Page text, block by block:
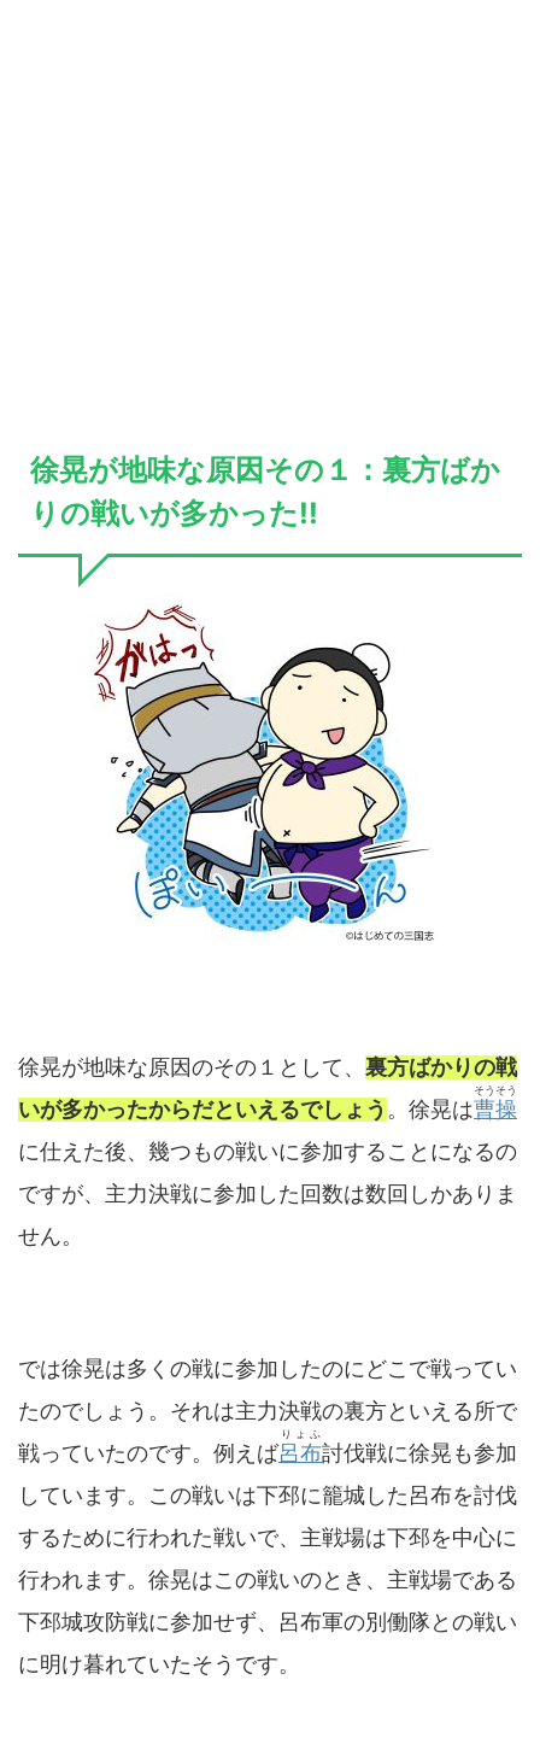
徐晃が地味な原因その１：裏方ばか
りの戦いが多かった!!
徐晃が地味な原因のその１として、 裏方ばかりの戦
いが多かったからだといえるでしょう 。徐晃は曹操
そうそう
に仕えた後、幾つもの戦いに参加することになるの
ですが、主力決戦に参加した回数は数回しかありま
せん。
では徐晃は多くの戦に参加したのにどこで戦ってい
たのでしょう。それは主力決戦の裏方といえる所で
戦っていたのです。例えば呂布
りょふ
討伐戦に徐晃も参加
しています。この戦いは下邳に籠城した呂布を討伐
するために行われた戦いで、主戦場は下邳を中心に
行われます。徐晃はこの戦いのとき、主戦場である
下邳城攻防戦に参加せず、呂布軍の別働隊との戦い
に明け暮れていたそうです。